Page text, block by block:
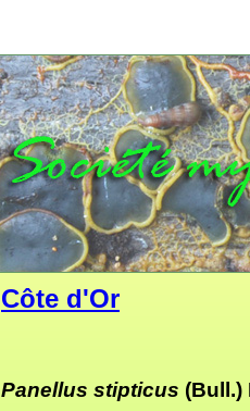
Côte d'Or
Panellus stipticus (Bull.)